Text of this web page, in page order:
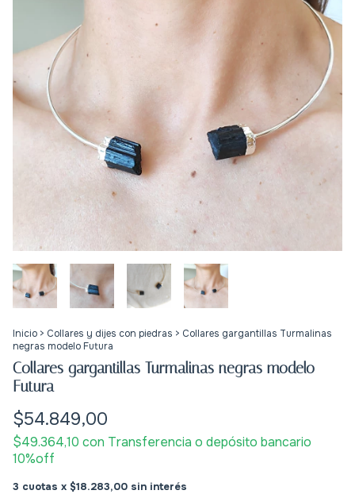
Inicio > Collares y dijes con piedras > Collares gargantillas Turmalinas
negras modelo Futura
Collares gargantillas Turmalinas negras modelo
Futura
$54.849,00
$49.364,10 con Transferencia o depósito bancario
10%off
3 $18.283,00